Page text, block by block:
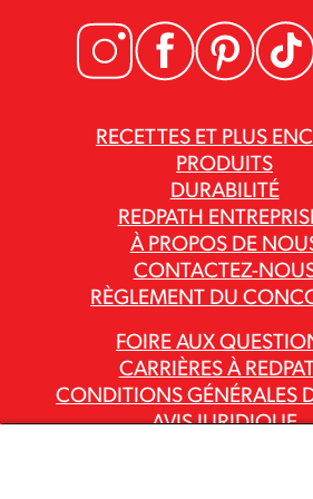
RECETTES ET PLUS
PRODUITS
DURABILITÉ
REDPATH
À PROPOS DE
CONTACTEZ-
RÈGLEMENT DU
FOIRE AUX
CARRIÈRES À
CONDITIONS GÉNÉRALES
AVIS JURIDIQUE